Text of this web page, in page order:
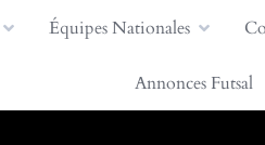
Équipes Nationales
Annonces Futsal